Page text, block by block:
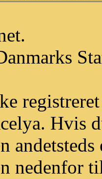
Hvis
nedenfor